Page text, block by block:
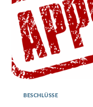
BESCHLÜSSE